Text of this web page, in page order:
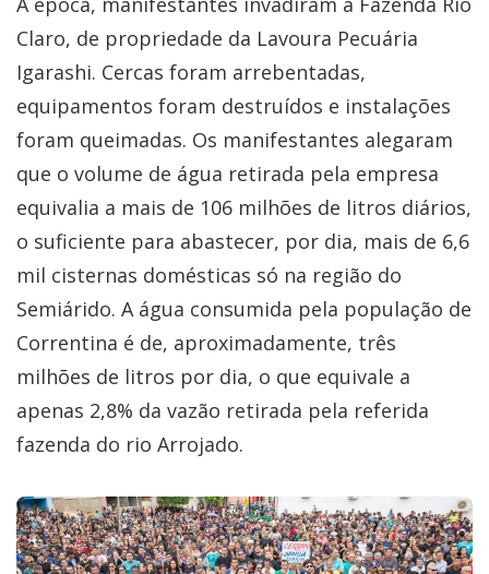
Claro, de propriedade da Lavoura Pecuária
Igarashi. Cercas foram arrebentadas,
equipamentos foram destruídos e instalações
foram queimadas. Os manifestantes alegaram
que o volume de água retirada pela empresa
equivalia a mais de 106 milhões de litros diários,
o suficiente para abastecer, por dia, mais de 6,6
mil cisternas domésticas só na região do
Semiárido. A água consumida pela população de
Correntina é de, aproximadamente, três
milhões de litros por dia, o que equivale a
apenas 2,8% da vazão retirada pela referida
fazenda do rio Arrojado.